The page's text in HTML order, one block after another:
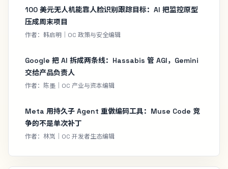
100 美元无人机能靠人脸识别跟踪目标：AI 把监控原型
压成周末项目
作者：韩启明｜OC 政策与安全编辑
Google 把 AI 拆成两条线：Hassabis 管 AGI，Gemini
交给产品负责人
作者：陈墨｜OC 产业与资本编辑
Meta 用持久子 Agent 重做编码工具：Muse Code 竞
争的不是单次补丁
作者：林岚｜OC 开发者生态编辑